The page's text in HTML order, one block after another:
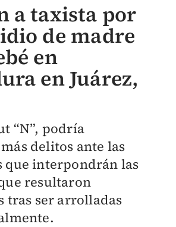
a taxista por
de madre
en
en Juárez,
“N”, podría
delitos ante las
que interpondrán las
resultaron
tras ser arrolladas